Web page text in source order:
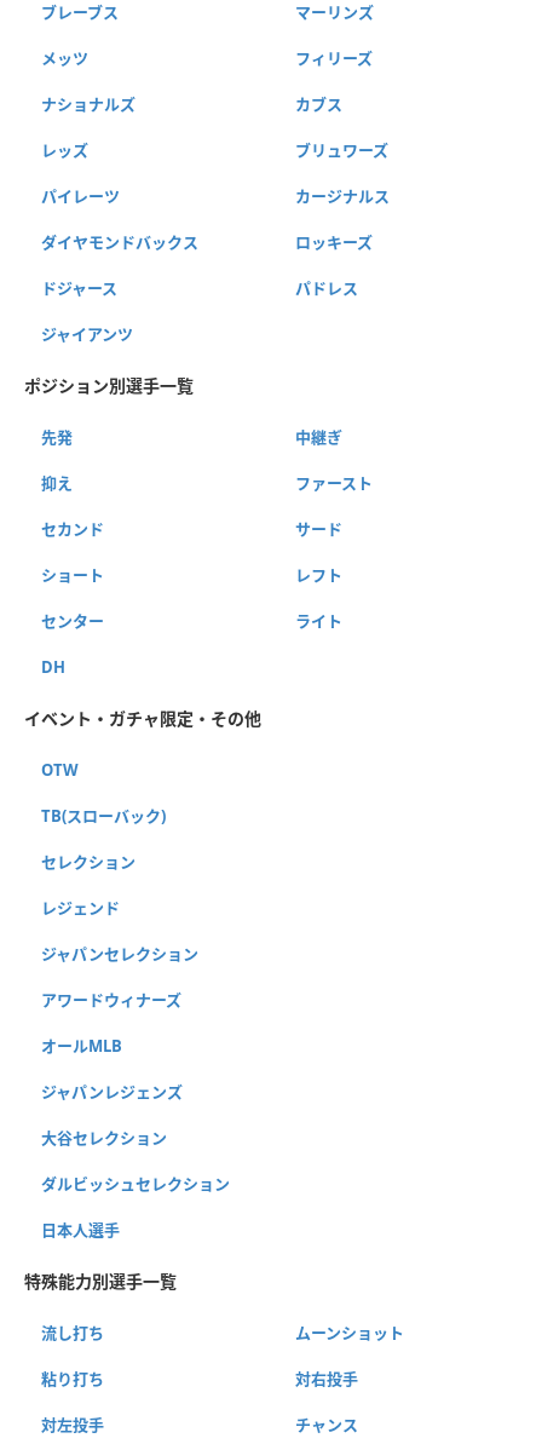
ブレーブス マーリンズ
メッツ フィリーズ
ナショナルズ カブス
レッズ ブリュワーズ
パイレーツ カージナルス
ダイヤモンドバックス ロッキーズ
ドジャース パドレス
ジャイアンツ
ポジション別選手一覧
先発 中継ぎ
抑え ファースト
セカンド サード
ショート レフト
センター ライト
DH
イベント・ガチャ限定・その他
OTW
TB(スローバック)
セレクション
レジェンド
ジャパンセレクション
アワードウィナーズ
オールMLB
ジャパンレジェンズ
大谷セレクション
ダルビッシュセレクション
日本人選手
特殊能力別選手一覧
流し打ち ムーンショット
粘り打ち 対右投手
対左投手 チャンス